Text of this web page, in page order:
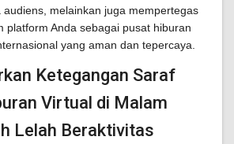
audiens, melainkan juga mempertegas
platform Anda sebagai pusat hiburan
yang aman dan tepercaya.
Ketegangan Saraf
Virtual di Malam
Lelah Beraktivitas